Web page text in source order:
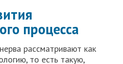
процесса
рассматривают как
то есть такую,